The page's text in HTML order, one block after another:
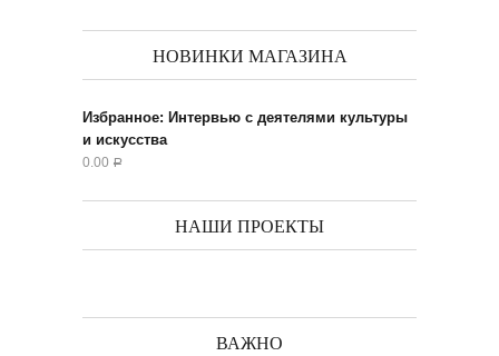
НОВИНКИ МАГАЗИНА
Избранное: Интервью с деятелями культуры
и искусства
0.00 Р
НАШИ ПРОЕКТЫ
ВАЖНО